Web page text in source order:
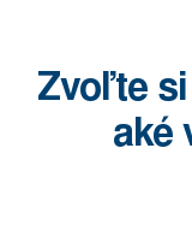
Zvoľte
aké